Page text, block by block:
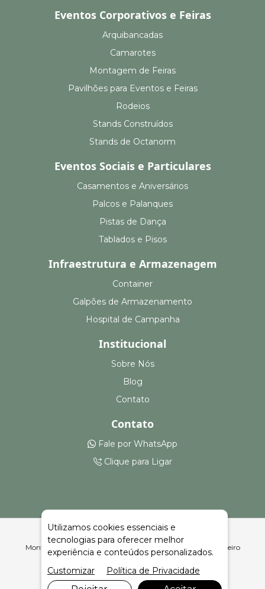
Eventos Corporativos e Feiras
Arquibancadas
Camarotes
Montagem de Feiras
Pavilhões para Eventos e Feiras
Rodeios
Stands Construídos
Stands de Octanorm
Eventos Sociais e Particulares
Casamentos e Aniversários
Palcos e Palanques
Pistas de Dança
Tablados e Pisos
Infraestrutura e Armazenagem
Container
Galpões de Armazenamento
Hospital de Campanha
Institucional
Sobre Nós
Blog
Contato
Contato
Fale por WhatsApp
Clique para Ligar
Montagem e Aluguel de Stands em TS em Pedras Altas | Celeiro
Feiras e Eventos
Utilizamos cookies essenciais e
tecnologias para oferecer melhor
experiência e conteúdos personalizados.
Customizar
Política de Privacidade